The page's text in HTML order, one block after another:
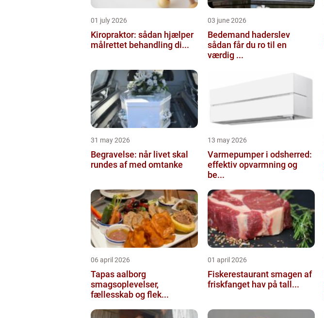
01 july 2026
Kiropraktor: sådan hjælper
målrettet behandling di...
03 june 2026
Bedemand haderslev
sådan får du ro til en
værdig ...
31 may 2026
Begravelse: når livet skal
rundes af med omtanke
13 may 2026
Varmepumper i odsherred:
effektiv opvarmning og
be...
06 april 2026
Tapas aalborg
smagsoplevelser,
fællesskab og flek...
01 april 2026
Fiskerestaurant smagen af
friskfanget hav på tall...